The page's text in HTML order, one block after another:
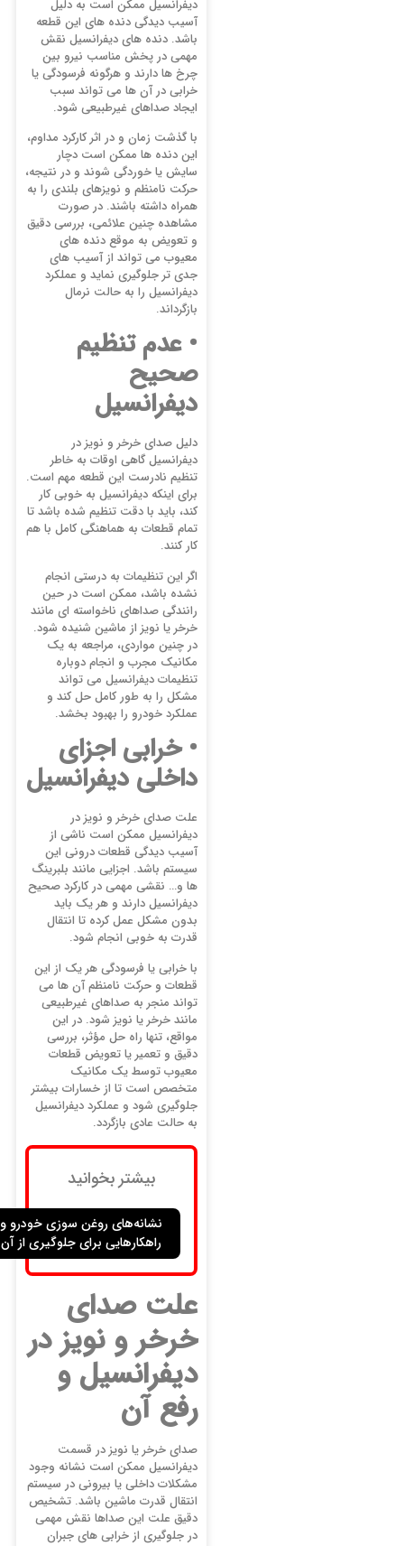
دیفرانسیل ممکن است به دلیل
آسیب دیدگی دنده های این قطعه
باشد. دنده های دیفرانسیل نقش
مهمی در پخش مناسب نیرو بین
چرخ ها دارند و هرگونه فرسودگی یا
خرابی در آن ها می تواند سبب
ایجاد صداهای غیرطبیعی شود.
با گذشت زمان و در اثر کارکرد مداوم،
این دنده ها ممکن است دچار
سایش یا خوردگی شوند و در نتیجه،
حرکت نامنظم و نویزهای بلندی را به
همراه داشته باشند. در صورت
مشاهده چنین علائمی، بررسی دقیق
و تعویض به موقع دنده های
معیوب می تواند از آسیب های
جدی تر جلوگیری نماید و عملکرد
دیفرانسیل را به حالت نرمال
• عدم تنظیم
صحیح
دیفرانسیل
دلیل صدای خرخر و نویز در
دیفرانسیل گاهی اوقات به خاطر
تنظیم نادرست این قطعه مهم است.
برای اینکه دیفرانسیل به خوبی کار
کند، باید با دقت تنظیم شده باشد تا
تمام قطعات به هماهنگی کامل با هم
اگر این تنظیمات به درستی انجام
نشده باشد، ممکن است در حین
رانندگی صداهای ناخواسته ای مانند
خرخر یا نویز از ماشین شنیده شود.
در چنین مواردی، مراجعه به یک
مکانیک مجرب و انجام دوباره
تنظیمات دیفرانسیل می تواند
مشکل را به طور کامل حل کند و
عملکرد خودرو را بهبود بخشد.
• خرابی اجزای
داخلی دیفرانسیل
علت صدای خرخر و نویز در
دیفرانسیل ممکن است ناشی از
آسیب دیدگی قطعات درونی این
سیستم باشد. اجزایی مانند بلبرینگ
ها و… نقشی مهمی در کارکرد صحیح
دیفرانسیل دارند و هر یک باید
بدون مشکل عمل کرده تا انتقال
قدرت به خوبی انجام شود.
با خرابی یا فرسودگی هر یک از این
قطعات و حرکت نامنظم آن ها می
تواند منجر به صداهای غیرطبیعی
مانند خرخر یا نویز شود. در این
مواقع، تنها راه حل مؤثر، بررسی
دقیق و تعمیر یا تعویض قطعات
معیوب توسط یک مکانیک
متخصص است تا از خسارات بیشتر
جلوگیری شود و عملکرد دیفرانسیل
به حالت عادی بازگردد.
بیشتر بخوانید
نشانه‌های روغن سوزی خودرو و
راهکارهایی برای جلوگیری از آن
علت صدای
خرخر و نویز در
دیفرانسیل و
رفع آن
صدای خرخر یا نویز در قسمت
دیفرانسیل ممکن است نشانه وجود
مشکلات داخلی یا بیرونی در سیستم
انتقال قدرت ماشین باشد. تشخیص
دقیق علت این صداها نقش مهمی
در جلوگیری از خرابی های جبران